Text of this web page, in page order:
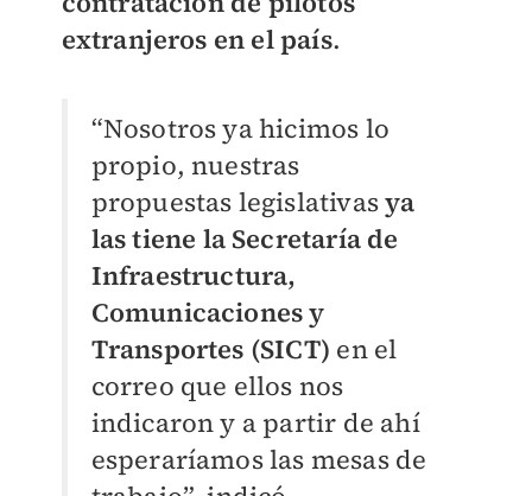
extranjeros en el país.
“Nosotros ya hicimos lo
propio, nuestras
propuestas legislativasya
las tiene la Secretaría de
Infraestructura,
Comunicaciones y
Transportes (SICT) en el
correo que ellos nos
indicaron y a partir de ahí
esperaríamos las mesas de